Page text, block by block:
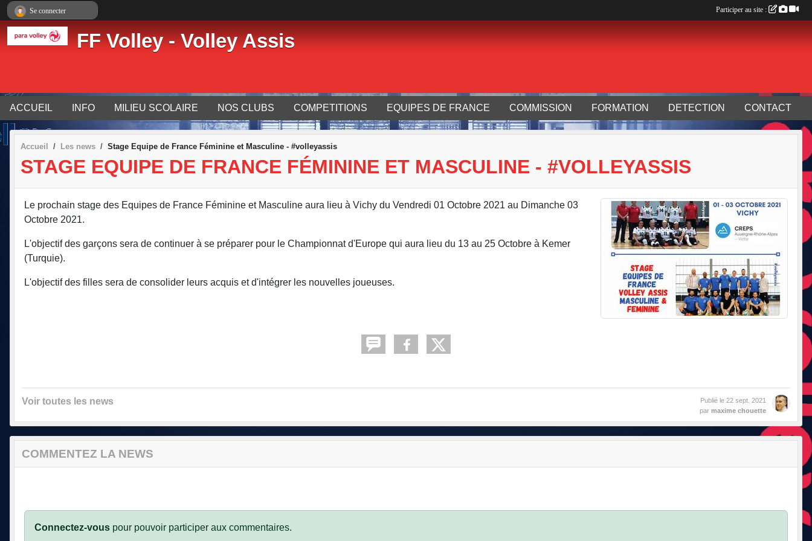
FF Volley - Volley Assis
ACCUEIL INFO MILIEU SCOLAIRE NOS CLUBS COMPETITIONS EQUIPES DE FRANCE COMMISSION FORMATION DETECTION CONTACT
Accueil Les news Stage Equipe de France Féminine et Masculine - #volleyassis
STAGE EQUIPE DE FRANCE FÉMININE ET MASCULINE - #VOLLEYASSIS
Le prochain stage des Equipes de France Féminine et Masculine aura lieu à Vichy du Vendredi 01 Octobre 2021 au Dimanche 03
Octobre 2021.
L'objectif des garçons sera de continuer à se préparer pour le Championnat d'Europe qui aura lieu du 13 au 25 Octobre à Kemer
(Turquie).
L'objectif des filles sera de consolider leurs acquis et d'intégrer les nouvelles joueuses.
Voir toutes les news Publié le 22 sept. 2021
par maxime chouette
COMMENTEZ LA NEWS
Connectez-vous pour pouvoir participer aux commentaires.
Se connecter Participer au site :
Panneau de gestion des cookies